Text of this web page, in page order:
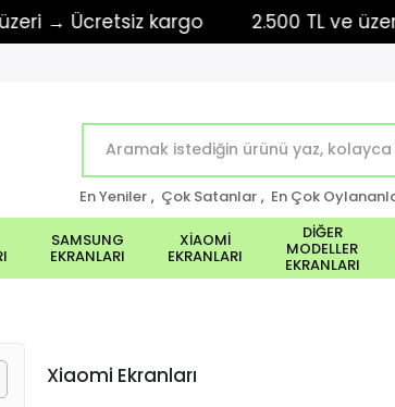
Ücretsiz kargo 2.500 TL ve üzeri →
En Yeniler , Çok Satanlar , En Çok
SAMSUNG
EKRANLARI
XİAOMİ
EKRANLARI
DİĞER
MODELLER
EKRANLARI
Xiaomi Ekranları